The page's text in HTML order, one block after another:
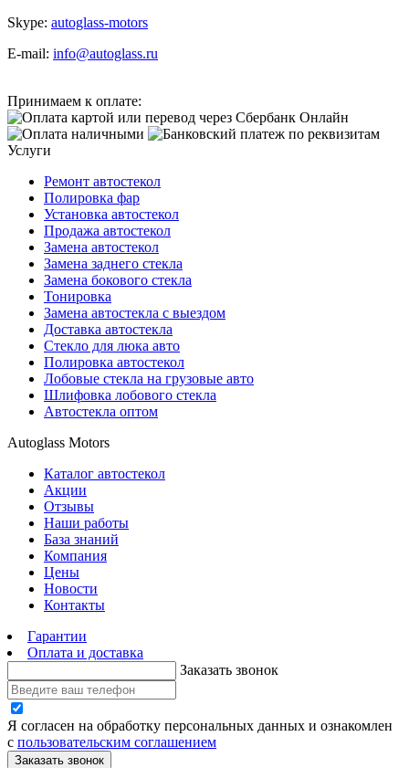
Skype: autoglass-motors
E-mail: info@autoglass.ru
Принимаем к оплате:
Услуги
Ремонт автостекол
Полировка фар
Установка автостекол
Продажа автостекол
Замена автостекол
Замена заднего стекла
Замена бокового стекла
Тонировка
Замена автостекла с выездом
Доставка автостекла
Стекло для люка авто
Полировка автостекол
Лобовые стекла на грузовые авто
Шлифовка лобового стекла
Автостекла оптом
Autoglass Motors
Каталог автостекол
Акции
Отзывы
Наши работы
База знаний
Компания
Цены
Новости
Контакты
Гарантии
Оплата и доставка
Заказать звонок
Я согласен на обработку персональных данных и ознакомлен
с пользовательским соглашением
Заказать звонок